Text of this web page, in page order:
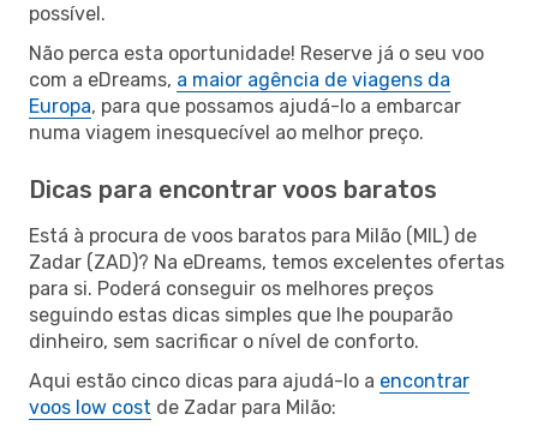
possível.
Não perca esta oportunidade! Reserve já o seu voo
com a eDreams, a maior agência de viagens da
Europa, para que possamos ajudá-lo a embarcar
numa viagem inesquecível ao melhor preço.
Dicas para encontrar voos baratos
Está à procura de voos baratos para Milão (MIL) de
Zadar (ZAD)? Na eDreams, temos excelentes ofertas
para si. Poderá conseguir os melhores preços
seguindo estas dicas simples que lhe pouparão
dinheiro, sem sacrificar o nível de conforto.
Aqui estão cinco dicas para ajudá-lo a encontrar
voos low cost de Zadar para Milão: